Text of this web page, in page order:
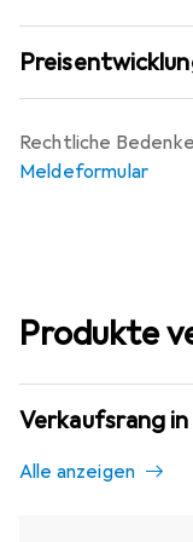
Rechtliche
Meldeformular
Produkte
Verkaufsrang
Alle anzeigen